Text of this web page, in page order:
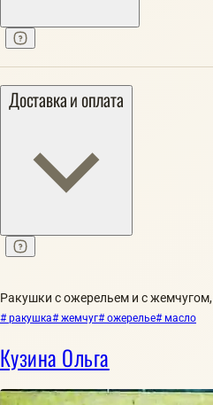
Доставка и оплата
Ракушки с ожерельем и с жемчугом,
# ракушка# жемчуг# ожерелье# масло
Кузина Ольга